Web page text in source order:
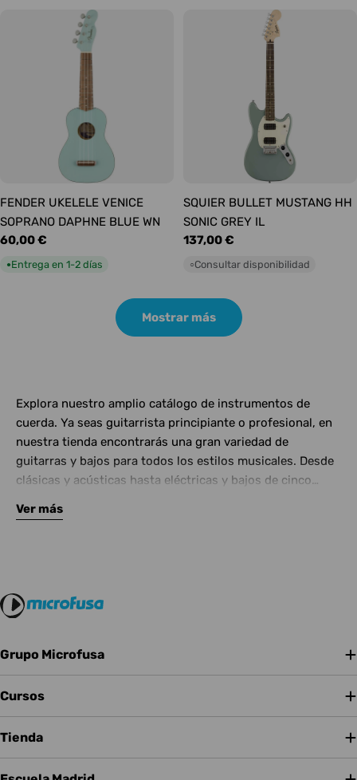
FENDER UKELELE VENICE
SOPRANO DAPHNE BLUE WN
Precio
habitual
60,00 €
●Entrega en 1-2 días
SQUIER BULLET MUSTANG HH
SONIC GREY IL
Precio
habitual
137,00 €
○Consultar disponibilidad
Mostrar más
Explora nuestro amplio catálogo de instrumentos de
cuerda. Ya seas guitarrista principiante o profesional, en
nuestra tienda encontrarás una gran variedad de
guitarras y bajos para todos los estilos musicales. Desde
clásicas y acústicas hasta eléctricas y bajos de cinco
Complementa tu instrumento con amplificadores de
Ver más
Grupo Microfusa
Cursos
Tienda